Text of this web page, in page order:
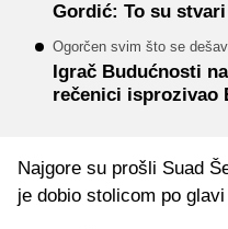
Gordić: To su
Ogorčen svim što se
Igrač Budućnosti
rečenici isprozivao
Najgore su prošli Suad
je dobio stolicom po